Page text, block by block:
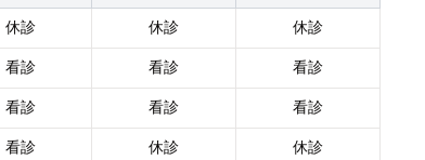
休診 休診
休診
看診 看診
看診
看診 看診
看診
看診 休診
休診